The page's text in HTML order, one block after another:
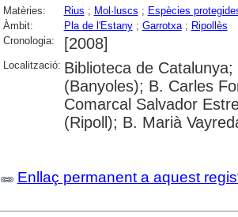
Matèries: Rius ; Mol·luscs ; Espècies
Àmbit:
Pla de l'Estany; Garrotxa; Ripollès
Cronologia:
[2008]
Localització: Biblioteca de
(Banyoles); B. Carles
Comarcal Salvador
(Ripoll); B. Marià
Enllaç permanent a aquest